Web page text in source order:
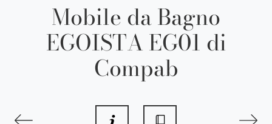
Mobile da Bagno
EGOISTA EG01 di
Compab